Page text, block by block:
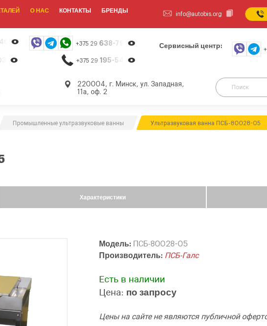
О НАС КОНТАКТЫ
БРЕНДЫ
info@autobis.org
13
26
+375 29 638-79-23
+375 29 195-54-65
Сервисный центр:
220004, г. Минск, ул. Западная,
11а, оф. 2
Промышленные ультразвуковые ванны Ультразвуковая ванна ПСБ-80028-05
Характеристики
Модель:
ПСБ-80028-05
Производитель: ПСБ-Галс
Есть в наличии
Цена: по запросу
Цены на сайте не являются публичной